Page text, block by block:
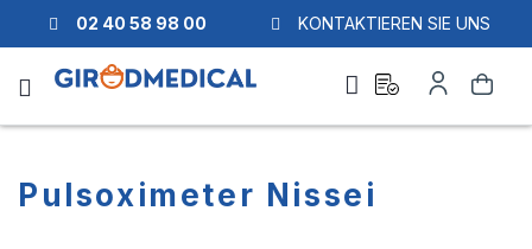
02 40 58 98 00 KONTAKTIEREN SIE UNS
Suche
quote
Konto
Pulsoximeter Nissei